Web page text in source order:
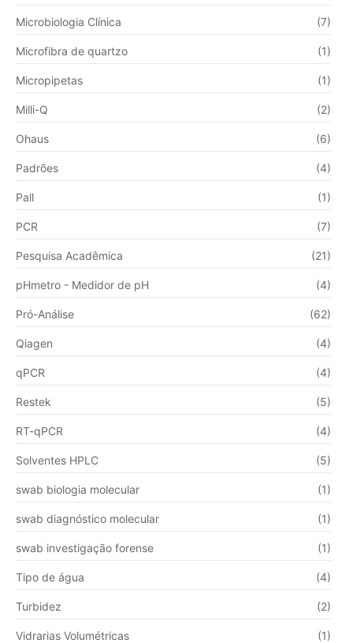
Microbiologia Clínica (7)
Microfibra de quartzo (1)
Micropipetas (1)
Milli-Q (2)
Ohaus (6)
Padrões (4)
Pall (1)
PCR (7)
Pesquisa Acadêmica (21)
pHmetro - Medidor de pH (4)
Pró-Análise (62)
Qiagen (4)
qPCR (4)
Restek (5)
RT-qPCR (4)
Solventes HPLC (5)
swab biologia molecular (1)
swab diagnóstico molecular (1)
swab investigação forense (1)
Tipo de água (4)
Turbidez (2)
Vidrarias Volumétricas (1)